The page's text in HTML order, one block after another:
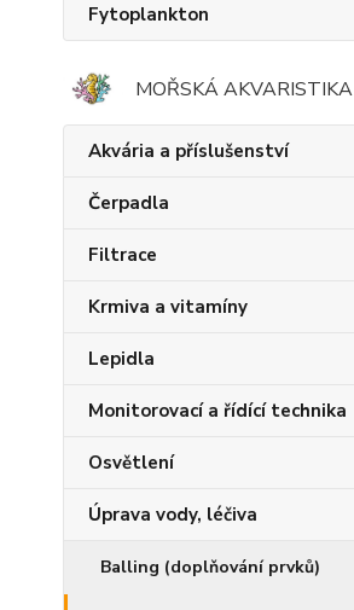
Fytoplankton
MOŘSKÁ AKVARISTIKA
Akvária a příslušenství
Čerpadla
Filtrace
Krmiva a vitamíny
Lepidla
Monitorovací a řídící technika
Osvětlení
Úprava vody, léčiva
Balling (doplňování prvků)